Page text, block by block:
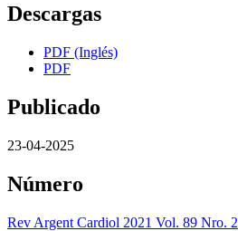
Descargas
PDF (Inglés)
PDF
Publicado
23-04-2025
Número
Rev Argent Cardiol 2021 Vol. 89 Nro. 2